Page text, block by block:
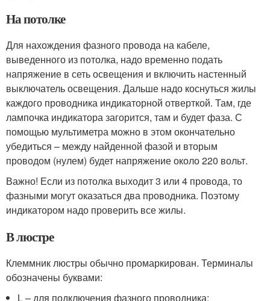
На потолке
Для нахождения фазного провода на кабеле,
выведенного из потолка, надо временно подать
напряжение в сеть освещения и включить настенный
выключатель освещения. Дальше надо коснуться жилы
каждого проводника индикаторной отверткой. Там, где
лампочка индикатора загорится, там и будет фаза. С
помощью мультиметра можно в этом окончательно
убедиться – между найденной фазой и вторым
проводом (нулем) будет напряжение около 220 вольт.
Важно! Если из потолка выходит 3 или 4 провода, то
фазными могут оказаться два проводника. Поэтому
индикатором надо проверить все жилы.
В люстре
Клеммник люстры обычно промаркирован. Терминалы
обозначены буквами:
L – для подключения фазного проводника;